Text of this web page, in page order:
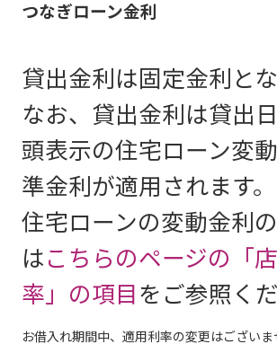
つなぎローン金利
貸出金利は固定金利とな
なお、貸出金利は貸出
頭表示の住宅ローン変
準金利が適用されます。
住宅ローンの変動金利
はこちらのページの「
率」の項目をご参照くだ
お借入れ期間中、適用利率の変更はございま